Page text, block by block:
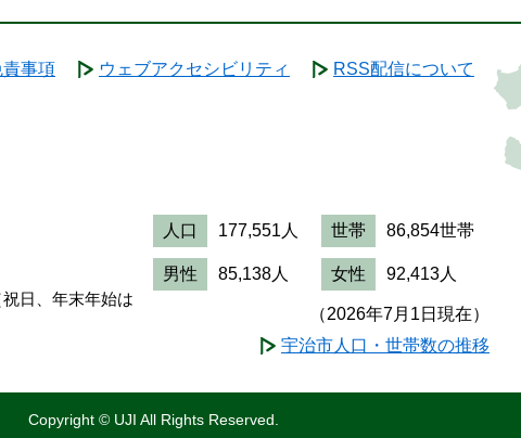
責事項 ウェブアクセシビリティ RSS配信について
日、年末年始は
人口 177,551人 世帯 86,854世帯
男性 85,138人 女性 92,413人
（2026年7月1日現在）
宇治市人口・世帯数の推移
Copyright © UJI All Rights Reserved.